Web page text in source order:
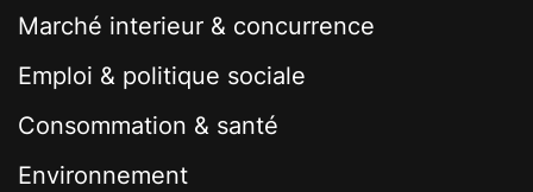
Marché interieur & concurrence
Emploi & politique sociale
Consommation & santé
Environnement